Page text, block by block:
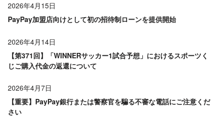
2026年4月15日
PayPay加盟店向けとして初の招待制ローンを提供開始
2026年4月14日
【第371回】「WINNERサッカー1試合予想」におけるスポーツく
じご購入代金の返還について
2026年4月7日
【重要】PayPay銀行または警察官を騙る不審な電話にご注意くだ
さい